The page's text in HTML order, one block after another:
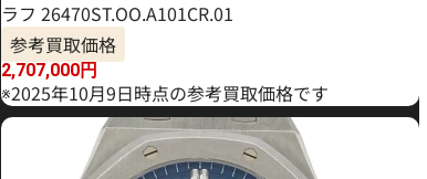
ラフ 26470ST.OO.A101CR.01
参考買取価格
2,707,000円
※2025年10月9日時点の参考買取価格です